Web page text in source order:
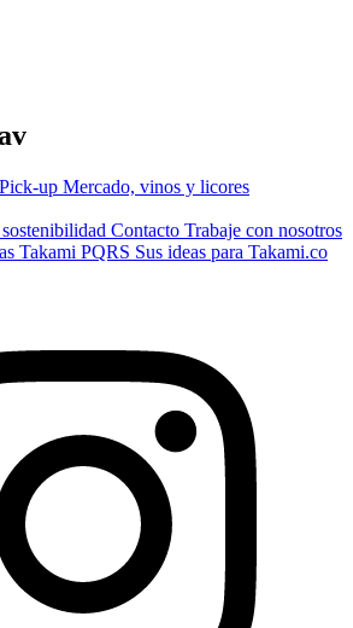
up Mercado, vinos y licores
Contacto Trabaje con nosotros
Takami PQRS Sus ideas para Takami.co